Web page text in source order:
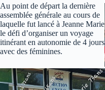
Au point de départ la dernière
assemblée générale au cours de
laquelle fut lancé à Jeanne Marie
le défi d’organiser un voyage
itinérant en autonomie de 4 jours
avec des féminines.